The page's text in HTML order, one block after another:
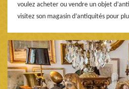
voulez acheter ou vendre un objet
visitez son magasin d’antiquités pour